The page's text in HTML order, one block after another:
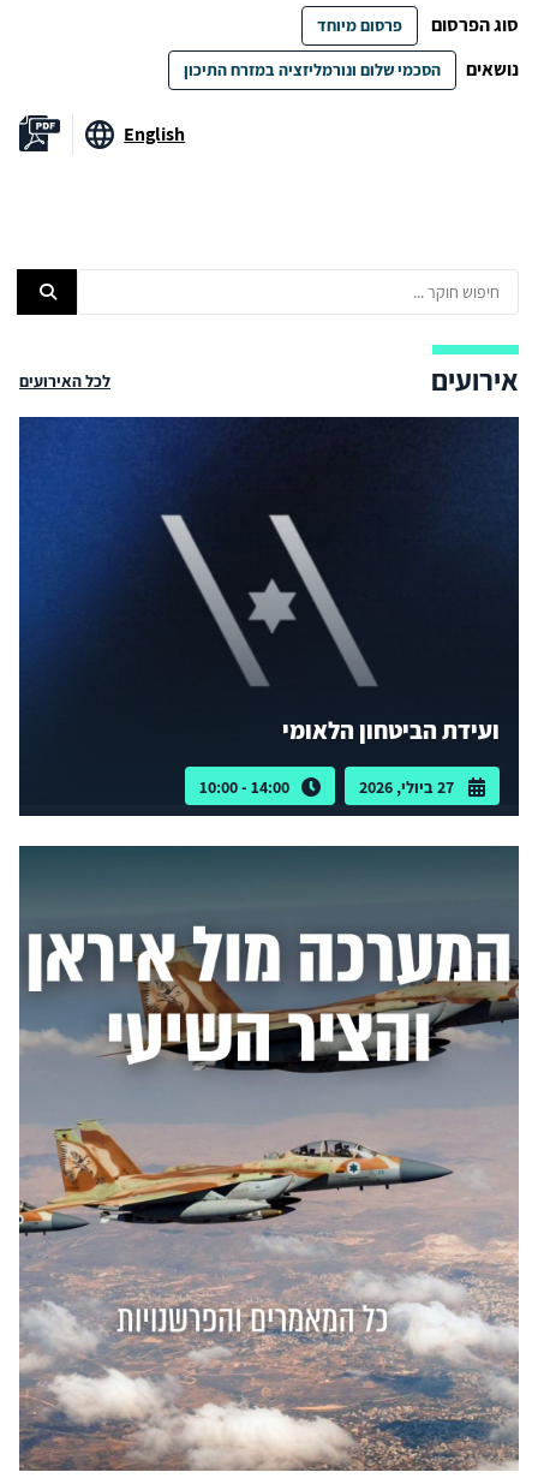
סוג הפרסום פרסום מיוחד
נושאים הסכמי שלום ונורמליזציה במזרח התיכון
English
אירועים לכל האירועים
ועידת הביטחון הלאומי
27 ביולי, 2026 14:00 - 10:00